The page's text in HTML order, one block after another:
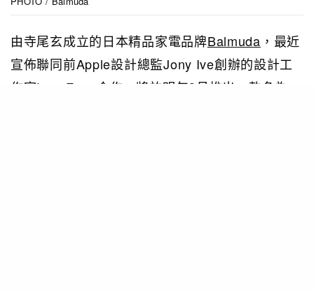
由寺尾玄成立的日本精品家電品牌Balmuda ，最近
宣佈聯同前Apple設計總監Jony Ive創辦的設計工
作室LoveFrom合作，將於明年3月推出一款名為